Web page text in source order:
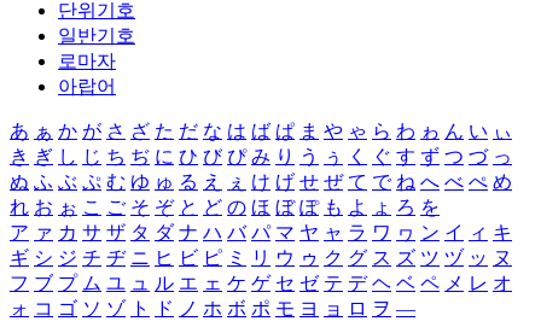
단위기호
일반기호
로마자
아랍어
あ ぁ か が さ ざ た だ な は ば ぱ ま や ゃ ら わ ゎ ん い ぃ
き ぎ し じ ち ぢ に ひ び ぴ み り う ぅ く ぐ す ず つ づ っ
ぬ ふ ぶ ぷ む ゆ ゅ る え ぇ け げ せ ぜ て で ね へ べ ぺ め
れ お ぉ こ ご そ ぞ と ど の ほ ぼ ぽ も よ ょ ろ を
ア ァ カ サ ザ タ ダ ナ ハ バ パ マ ヤ ャ ラ ワ ヮ ン イ ィ キ
ギ シ ジ チ ヂ ニ ヒ ビ ピ ミ リ ウ ゥ ク グ ス ズ ツ ヅ ッ ヌ
フ ブ プ ム ユ ュ ル エ ェ ケ ゲ セ ゼ テ デ ヘ ベ ペ メ レ オ
ォ コ ゴ ソ ゾ ト ド ノ ホ ボ ポ モ ヨ ョ ロ ヲ ―